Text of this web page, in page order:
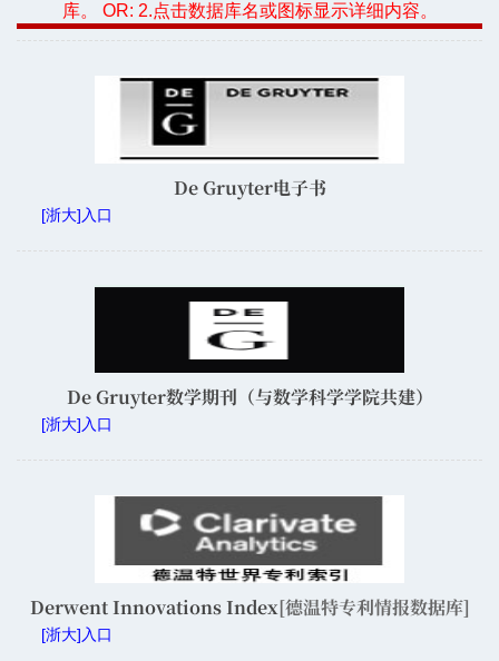
库。 OR: 2.点击数据库名或图标显示详细内容。
De Gruyter电子书
[浙大]入口
De Gruyter数学期刊（与数学科学学院共建）
[浙大]入口
Derwent Innovations Index[德温特专利情报数据库]
[浙大]入口